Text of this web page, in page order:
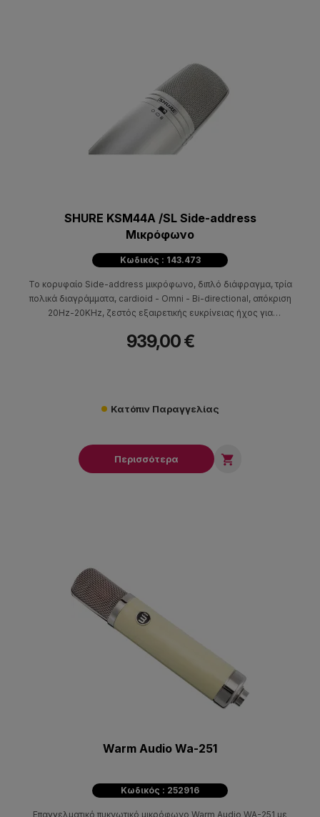
SHURE KSM44A /SL Side-address
Μικρόφωνο
Κωδικός : 143.473
Το κορυφαίο Side-address μικρόφωνο, διπλό διάφραγμα, τρία
πολικά διαγράμματα, cardioid - Omni - Bi-directional, απόκριση
20Hz-20KHz, ζεστός εξαιρετικής ευκρίνειας ήχος για
μουσικές σκηνές.
939,00 €
Κατόπιν Παραγγελίας
Περισσότερα 
Warm Audio Wa-251
Κωδικός : 252916
Επαγγελματικό πυκνωτικό μικρόφωνο Warm Audio WA-251 με